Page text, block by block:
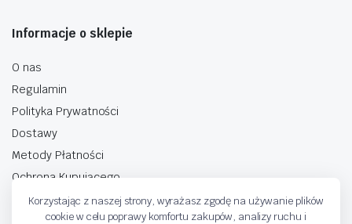
Informacje o sklepie
O nas
Regulamin
Polityka Prywatności
Dostawy
Metody Płatności
Ochrona Kupującego
Korzystając z naszej strony, wyrażasz zgodę na używanie plików
cookie w celu poprawy komfortu zakupów, analizy ruchu i